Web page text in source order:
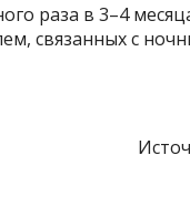
раза в 3–4
связанных с